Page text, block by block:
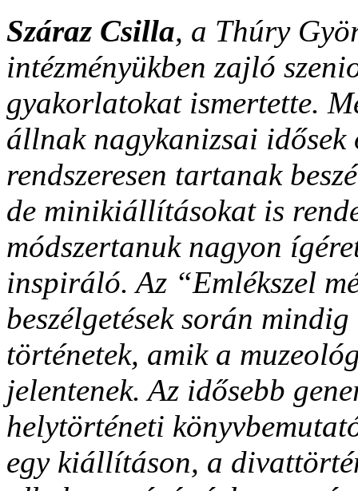
Száraz Csilla, a Thúry
intézményükben zajló
gyakorlatokat ismertette.
állnak nagykanizsai
rendszeresen tartanak
de minikiállításokat is
módszertanuk nagyon
inspiráló. Az “Emlékszel
beszélgetések során
történetek, amik a
jelentenek. Az idősebb
helytörténeti
egy kiállításon, a